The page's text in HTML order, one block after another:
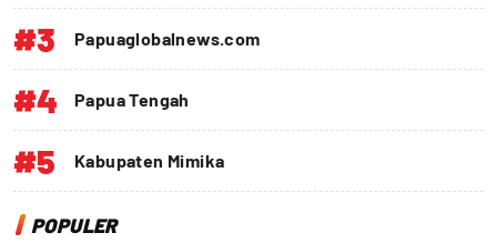
#3 Papuaglobalnews.com
#4 Papua Tengah
#5 Kabupaten Mimika
POPULER